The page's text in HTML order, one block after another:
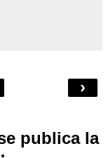
›
publica la